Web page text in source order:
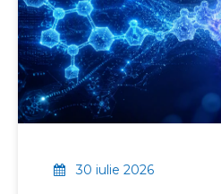
30 iulie 2026